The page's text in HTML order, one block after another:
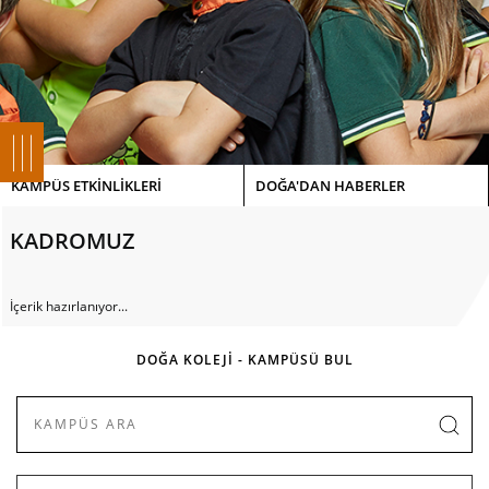
KAMPÜS ETKİNLİKLERİ DOĞA'DAN HABERLER
KADROMUZ
İçerik hazırlanıyor...
DOĞA KOLEJİ - KAMPÜSÜ BUL